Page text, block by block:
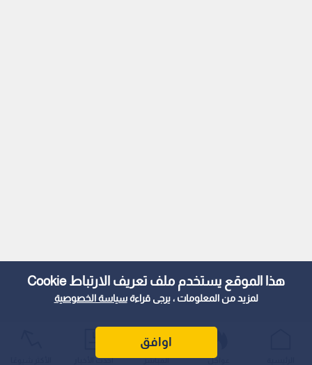
هذا الموقع يستخدم ملف تعريف الارتباط Cookie
لمزيد من المعلومات ، يرجى قراءةسياسة الخصوصية
اوافق
عواجل المباشر أحدث الأخبار